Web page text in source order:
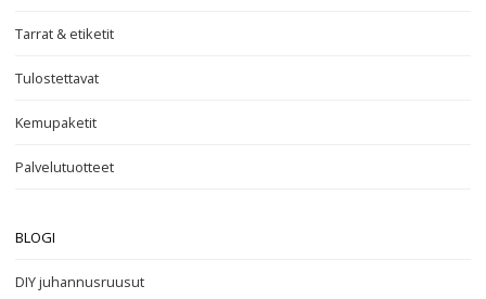
Tarrat & etiketit
Tulostettavat
Kemupaketit
Palvelutuotteet
BLOGI
DIY juhannusruusut